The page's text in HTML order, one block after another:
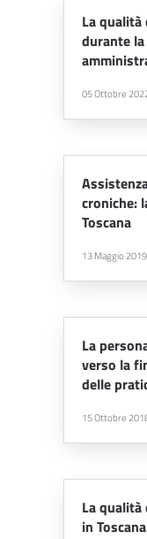
La
durante
05 Ottobre
croniche:
Toscana
13 Maggio 2019
La
verso la
delle
15 Ottobre
La
in